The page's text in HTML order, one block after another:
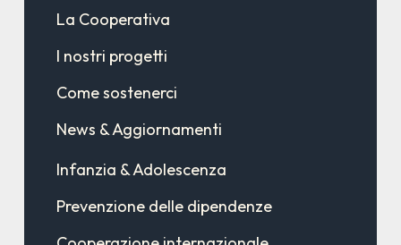
La Cooperativa
I nostri progetti
Come sostenerci
News & Aggiornamenti
Infanzia & Adolescenza
Prevenzione delle dipendenze